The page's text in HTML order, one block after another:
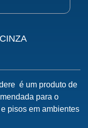
é um produto de
para o
pisos em ambientes